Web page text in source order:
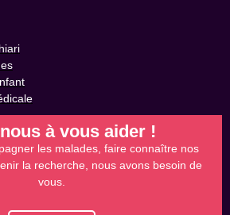
à vous aider !
les malades, faire connaître nos
la recherche, nous avons besoin de
vous.